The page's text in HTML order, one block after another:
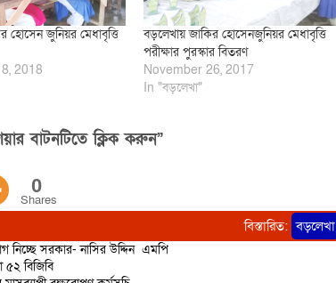
হোসেন জুনিয়র মেধাবৃত্তি
2018
বড়লেখায় জাকির হোসেনজুনিয়র মেধাবৃত্তি
পরীক্ষার পুরস্কার বিতরণ
November 26, 2017
In "বড়লেখা"
বাটনটিতে ক্লিক করুন”
0
Shares
বিস্তারিত: বড়লেখা
নিচ্ছে সরকার- নাসির উদ্দিন এমপি
৫২ বিজিবি